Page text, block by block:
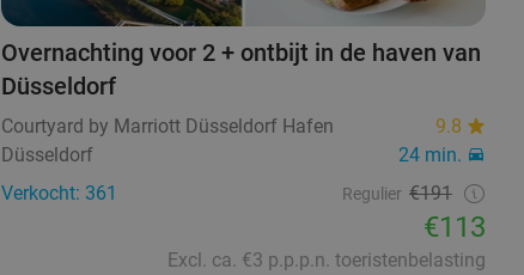
Overnachting voor 2 + ontbijt in de haven van
Düsseldorf
Courtyard by Marriott Düsseldorf Hafen
9.8
Düsseldorf
24 min.
Verkocht: 361
Regulier €191
€113
Excl. ca. €3 p.p.p.n. toeristenbelasting